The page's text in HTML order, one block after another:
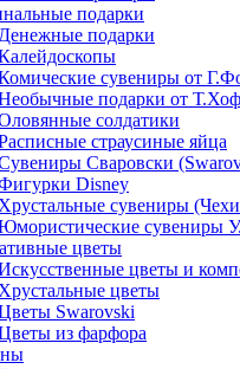
подарки
Денежные подарки
сувениры от
подарки от
солдатики
страусиные яйца
Сваровски
Disney
Хрустальные сувениры
сувениры
цветы
цветы и
Хрустальные цветы
Swarovski
из фарфора